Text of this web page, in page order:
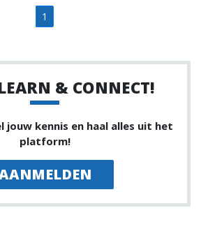
1
& CONNECT!
jouw kennis en haal alles uit het
platform!